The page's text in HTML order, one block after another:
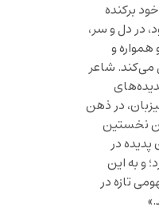
برکنده
در دل و سر،
همواره و
می‌کند. شاعر
در ذهن
نخستین
در
و به این
تازه در